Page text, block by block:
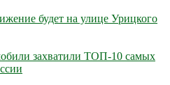
будет на улице Урицкого
захватили ТОП-10 самых